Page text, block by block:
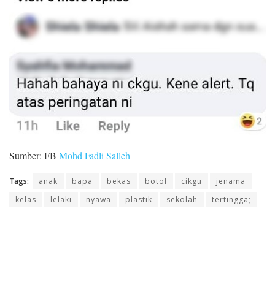
Sumber: FB Mohd Fadli Salleh
Tags: anak bapa bekas botol cikgu
jenama
kelas
lelaki nyawa plastik sekolah tertingga;